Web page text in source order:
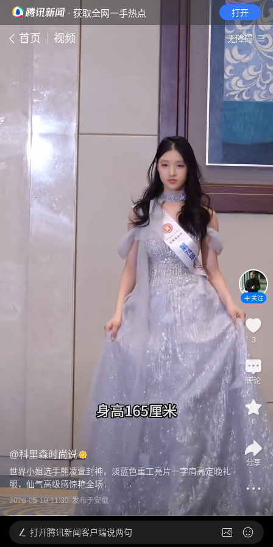
· 获取全网一手热点 打开
首页 视频 无障碍
@科里森时尚说
世界小姐选手熊凌萱封神，淡蓝色重工亮片一字肩高定晚礼
服，仙气高级感惊艳全场
2026-05-19 11:30 发布于安徽
关注
3
评论
6
分享
打开腾讯新闻客户端说两句